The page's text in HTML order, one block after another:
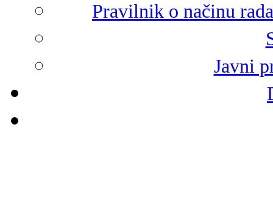
Pravilnik o načinu
Javni